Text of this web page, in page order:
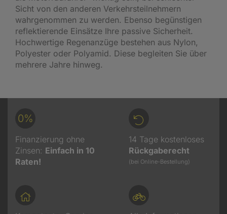
Sicht von den anderen Verkehrsteilnehmern
wahrgenommen zu werden. Ebenso begünstigen
reflektierende Einsätze Ihre passive Sicherheit.
Hochwertige Regenanzüge bestehen aus Nylon,
Polyester oder Polyamid. Diese begleiten Sie über
mehrere Jahre hinweg.
0%
Finanzierung ohne
Zinsen: Einfach in 10
Raten!
14 Tage kostenloses
Rückgaberecht
(bei Online-Bestellung)